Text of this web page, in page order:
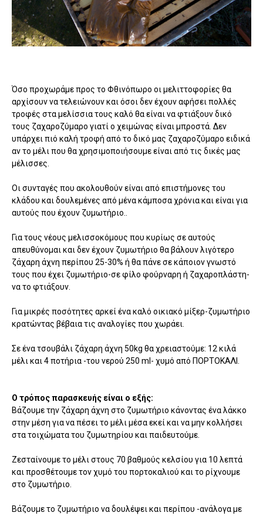
Όσο προχωράμε προς το Φθινόπωρο οι μελιττοφορίες θα
αρχίσουν να τελειώνουν και όσοι δεν έχουν αφήσει πολλές
τροφές στα μελίσσια τους καλό θα είναι να φτιάξουν δικό
τους ζαχαροζύμαρο γιατί ο χειμώνας είναι μπροστά. Δεν
υπάρχει πιό καλή τροφή από το δικό μας ζαχαροζύμαρο ειδικά
αν το μέλι που θα χρησιμοποιήσουμε είναι από τις δικές μας
μέλισσες.
Οι συνταγές που ακολουθούν είναι από επιστήμονες του
κλάδου και δουλεμένες από μένα κάμποσα χρόνια και είναι για
αυτούς που έχουν ζυμωτήριο..
Για τους νέους μελισσοκόμους που κυρίως σε αυτούς
απευθύνομαι και δεν έχουν ζυμωτήριο θα βάλουν λιγότερο
ζάχαρη άχνη περίπου 25-30% ή θα πάνε σε κάποιον γνωστό
τους που έχει ζυμωτήριο-σε φίλο φούρναρη ή ζαχαροπλάστη-
να το φτιάξουν.
Για μικρές ποσότητες αρκεί ένα καλό οικιακό μίξερ-ζυμωτήριο
κρατώντας βέβαια τις αναλογίες που χωράει.
Σε ένα τσουβάλι ζάχαρη άχνη 50kg θα χρειαστούμε: 12 κιλά
μέλι και 4 ποτήρια -του νερού 250 ml- χυμό από ΠΟΡΤΟΚΑΛΙ.
Ο τρόπος παρασκευής είναι ο εξής:
Βάζουμε την ζάχαρη άχνη στο ζυμωτήριο κάνοντας ένα λάκκο
στην μέση για να πέσει το μέλι μέσα εκεί και να μην κολλήσει
στα τοιχώματα του ζυμωτηρίου και παιδευτούμε.
Ζεσταίνουμε το μέλι στους 70 βαθμούς κελσίου για 10 λεπτά
και προσθέτουμε τον χυμό του πορτοκαλιού και το ρίχνουμε
στο ζυμωτήριο.
Βάζουμε το ζυμωτήριο να δουλέψει και περίπου -ανάλογα με